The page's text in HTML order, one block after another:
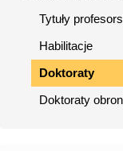
Tytuły
Habilitacje
Doktoraty
Doktoraty